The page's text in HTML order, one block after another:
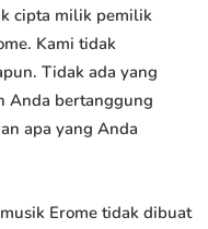
cipta milik pemilik
Kami tidak
Tidak ada yang
Anda bertanggung
apa yang Anda
Erome tidak dibuat